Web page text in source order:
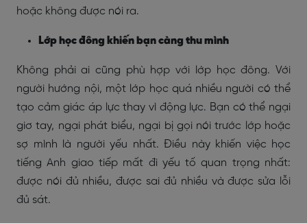
hoặc không được nói ra.
Lớp học đông khiến bạn càng thu mình
Không phải ai cũng phù hợp với lớp học đông. Với
người hướng nội, một lớp học quá nhiều người có thể
tạo cảm giác áp lực thay vì động lực. Bạn có thể ngại
giơ tay, ngại phát biểu, ngại bị gọi nói trước lớp hoặc
sợ mình là người yếu nhất. Điều này khiến việc học
tiếng Anh giao tiếp mất đi yếu tố quan trọng nhất:
được nói đủ nhiều, được sai đủ nhiều và được sửa lỗi
đủ sát.